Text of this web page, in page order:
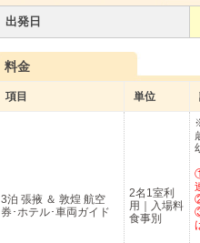
出発日
料金
項目 単位
3泊 張掖 ＆ 敦煌 航空
券･ホテル･車両ガイド
2名1室利
用｜入場料
食事別